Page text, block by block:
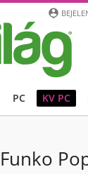

PC KV PC
Funko